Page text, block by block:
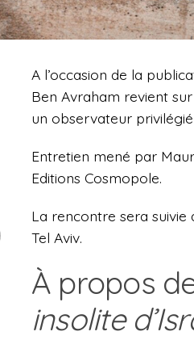
A l’occasion de la
Ben Avraham revient
un observateur privilégié
Entretien mené par
Editions Cosmopole.
La rencontre sera suivie
Tel Aviv.
À propos
insolite